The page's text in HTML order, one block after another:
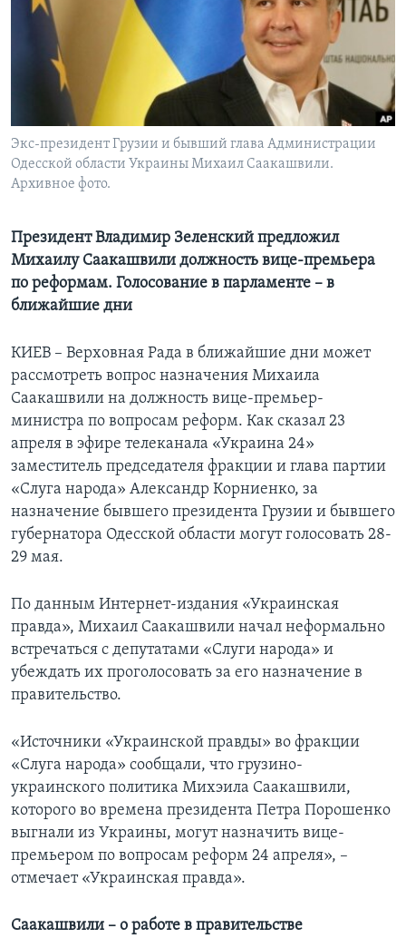
Learning English
СОЦИАЛЬНЫЕ СЕТИ
Языки
Экс-президент Грузии и бывший глава Администрации
Одесской области Украины Михаил Саакашвили.
Архивное фото.
Президент Владимир Зеленский предложил
Михаилу Саакашвили должность вице-премьера
по реформам. Голосование в парламенте – в
ближайшие дни
КИЕВ – Верховная Рада в ближайшие дни может
рассмотреть вопрос назначения Михаила
Саакашвили на должность вице-премьер-
министра по вопросам реформ. Как сказал 23
апреля в эфире телеканала «Украина 24»
заместитель председателя фракции и глава партии
«Слуга народа» Александр Корниенко, за
назначение бывшего президента Грузии и бывшего
губернатора Одесской области могут голосовать 28-
29 мая.
По данным Интернет-издания «Украинская
правда», Михаил Саакашвили начал неформально
встречаться с депутатами «Слуги народа» и
убеждать их проголосовать за его назначение в
правительство.
«Источники «Украинской правды» во фракции
«Слуга народа» сообщали, что грузино-
украинского политика Михэила Саакашвили,
которого во времена президента Петра Порошенко
выгнали из Украины, могут назначить вице-
премьером по вопросам реформ 24 апреля», –
отмечает «Украинская правда».
Саакашвили – о работе в правительстве